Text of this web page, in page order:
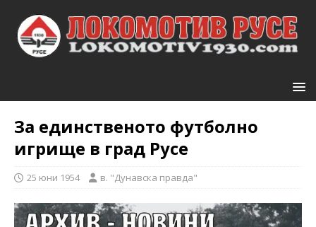
За единственото футболно
игрище в град Русе
25 юни 1954 в. "Дунавска правда"